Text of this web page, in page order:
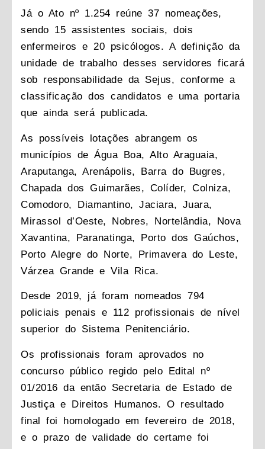
Já o Ato nº 1.254 reúne 37 nomeações,
sendo 15 assistentes sociais, dois
enfermeiros e 20 psicólogos. A definição da
unidade de trabalho desses servidores ficará
sob responsabilidade da Sejus, conforme a
classificação dos candidatos e uma portaria
que ainda será publicada.
As possíveis lotações abrangem os
municípios de Água Boa, Alto Araguaia,
Araputanga, Arenápolis, Barra do Bugres,
Chapada dos Guimarães, Colíder, Colniza,
Comodoro, Diamantino, Jaciara, Juara,
Mirassol d’Oeste, Nobres, Nortelândia, Nova
Xavantina, Paranatinga, Porto dos Gaúchos,
Porto Alegre do Norte, Primavera do Leste,
Várzea Grande e Vila Rica.
Desde 2019, já foram nomeados 794
policiais penais e 112 profissionais de nível
superior do Sistema Penitenciário.
Os profissionais foram aprovados no
concurso público regido pelo Edital nº
01/2016 da então Secretaria de Estado de
Justiça e Direitos Humanos. O resultado
final foi homologado em fevereiro de 2018,
e o prazo de validade do certame foi